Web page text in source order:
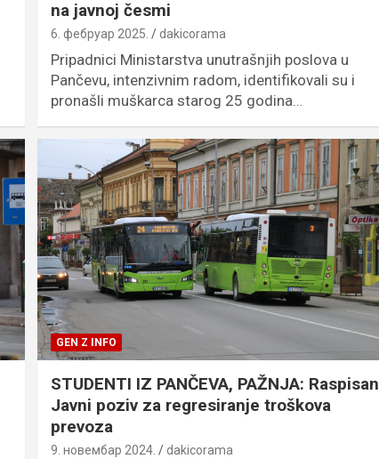
na javnoj česmi
6. фебруар 2025. dakicorama
Pripadnici Ministarstva unutrašnjih poslova u
Pančevu, intenzivnim radom, identifikovali su i
pronašli muškarca starog 25 godina…
GEN Z INFO
STUDENTI IZ PANČEVA, PAŽNJA: Raspisan
Javni poziv za regresiranje troškova
prevoza
9. новембар 2024. dakicorama